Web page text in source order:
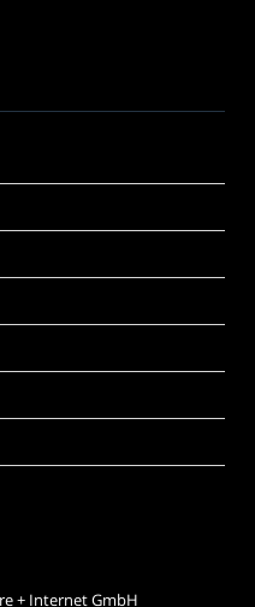
+ Internet GmbH